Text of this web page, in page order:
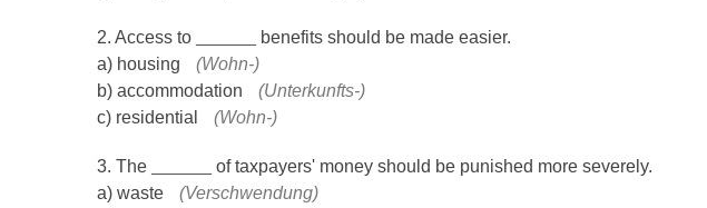
2. Access to
benefits should be made easier.
a) housing
(Wohn-)
b) accommodation
(Unterkunfts-)
c) residential
(Wohn-)
3. The
of taxpayers' money should be punished more severely.
a) waste
(Verschwendung)